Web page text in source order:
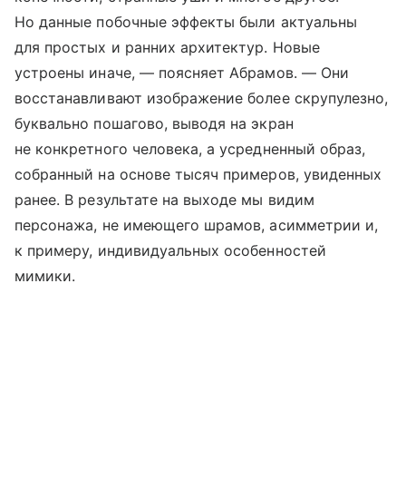
Но данные побочные эффекты были актуальны
для простых и ранних архитектур. Новые
устроены иначе, — поясняет Абрамов. — Они
восстанавливают изображение более скрупулезно,
буквально пошагово, выводя на экран
не конкретного человека, а усредненный образ,
собранный на основе тысяч примеров, увиденных
ранее. В результате на выходе мы видим
персонажа, не имеющего шрамов, асимметрии и,
к примеру, индивидуальных особенностей
мимики.